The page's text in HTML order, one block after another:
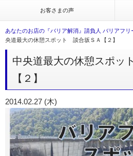
お客さまの声
あなたのお店の『バリア解消』請負人 バリアフリ
央道最大の休憩スポット 談合坂ＳＡ【２】
中央道最大の休憩スポッ
【２】
2014.02.27 (木)